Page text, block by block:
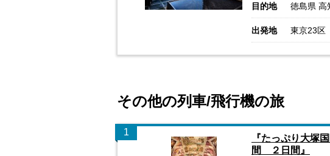
目的地 徳島県 高
出発地 東京23区
その他の列車/飛行機の旅
1
『たっぷり大塚
間 ２日間』